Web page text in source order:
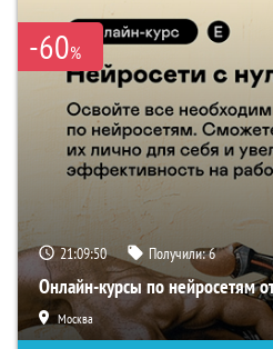
-60%
21:09:49 Получили:6
Онлайн-курсы по нейросетям
Москва